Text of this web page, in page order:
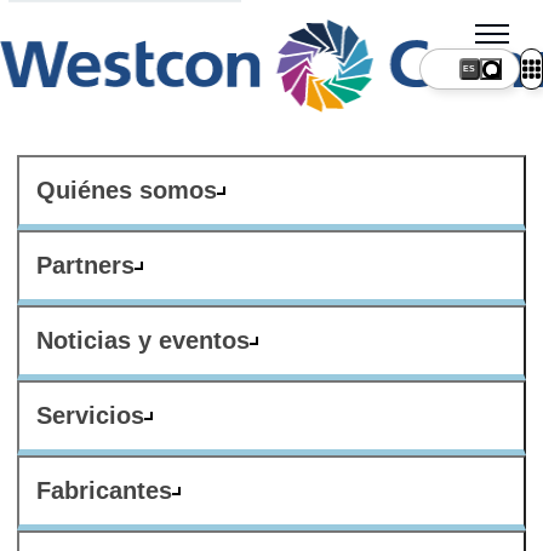
Quiénes somos
Partners
Noticias y eventos
Servicios
Fabricantes
ES